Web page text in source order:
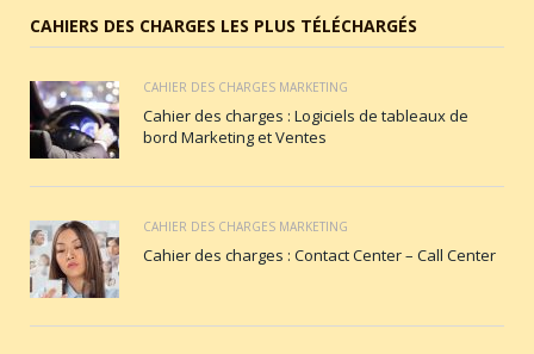
CAHIERS DES CHARGES LES PLUS TÉLÉCHARGÉS
CAHIER DES CHARGES MARKETING
Cahier des charges : Logiciels de tableaux de
bord Marketing et Ventes
CAHIER DES CHARGES MARKETING
Cahier des charges : Contact Center – Call Center